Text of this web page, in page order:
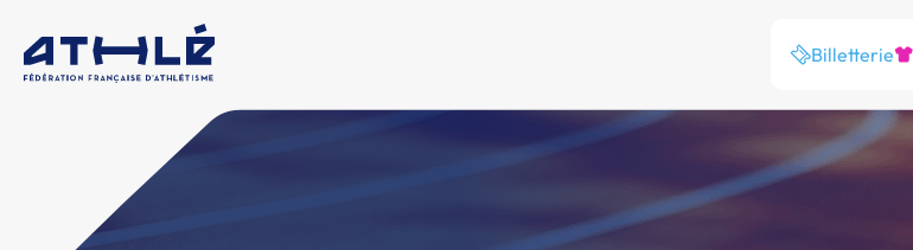
Billetterie